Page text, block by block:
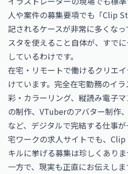
人や案件の募集要項でも「Clip
記されるケースが非常に多くな
スタを使えること自体が、すで
しているわけです。
在宅・リモートで働けるクリエ
けています。完全在宅勤務のイ
彩・カラーリング、縦読み電子マ
の制作、VTuberのアバター制作
など、デジタルで完結する仕事
宅ワークの求人サイトでも、
キルに挙げる募集は珍しくありま
一方で、現実も正直にお伝えし